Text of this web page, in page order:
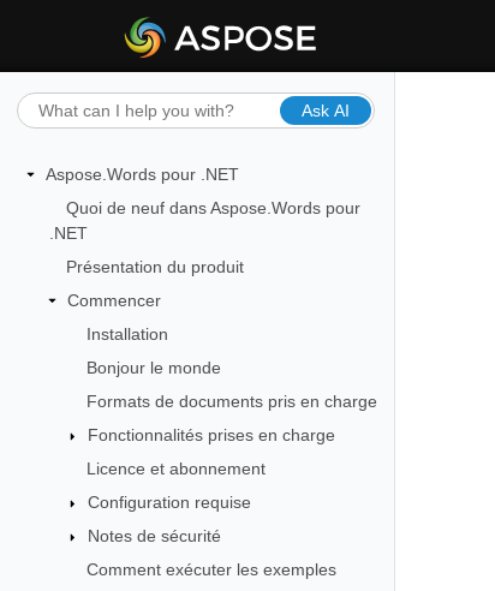
Ask AI
Aspose.Words pour .NET
Quoi de neuf dans Aspose.Words pour
.NET
Présentation du produit
Commencer
Installation
Bonjour le monde
Formats de documents pris en charge
Fonctionnalités prises en charge
Licence et abonnement
Configuration requise
Notes de sécurité
Comment exécuter les exemples